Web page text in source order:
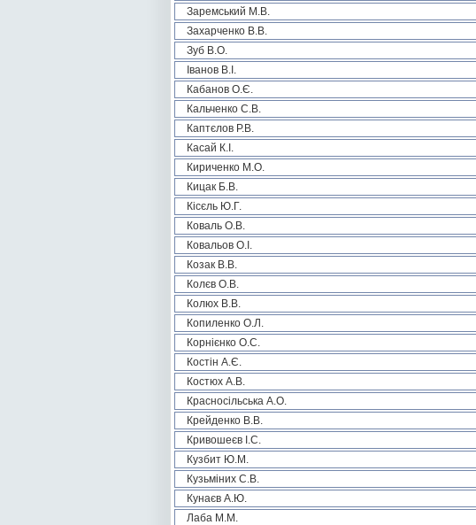
Заремський М.В.
Захарченко В.В.
Зуб В.О.
Іванов В.І.
Кабанов О.Є.
Кальченко С.В.
Каптєлов Р.В.
Касай К.І.
Кириченко М.О.
Кицак Б.В.
Кісєль Ю.Г.
Коваль О.В.
Ковальов О.І.
Козак В.В.
Колєв О.В.
Колюх В.В.
Копиленко О.Л.
Корнієнко О.С.
Костін А.Є.
Костюх А.В.
Красносільська А.О.
Крейденко В.В.
Кривошеєв І.С.
Кузбит Ю.М.
Кузьміних С.В.
Кунаєв А.Ю.
Лаба М.М.